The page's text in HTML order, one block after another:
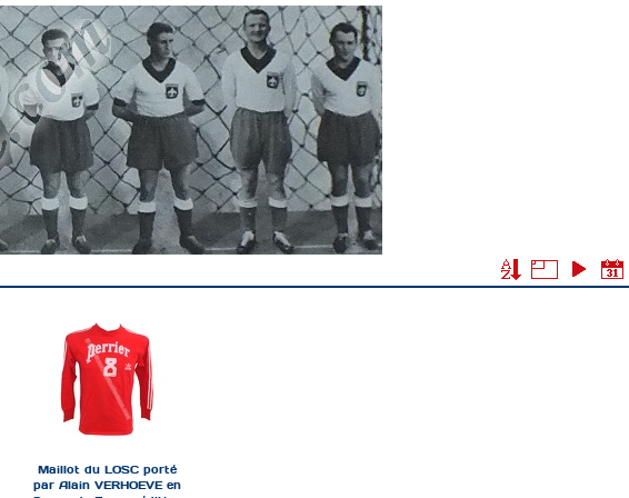
Maillot du LOSC porté
par Alain VERHOEVE en